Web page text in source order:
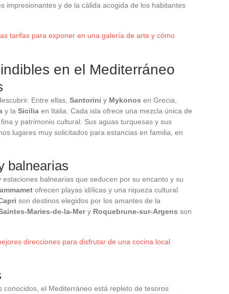
impresionantes y de la cálida acogida de los habitantes
tarifas para exponer en una galería de arte y cómo
en el Mediterráneo
Entre ellas, Santorini y Mykonos en Grecia,
y la Sicilia en Italia. Cada isla ofrece una mezcla única de
y patrimonio cultural. Sus aguas turquesas y sus
lugares muy solicitados para estancias en familia, en
balnearias
balnearias que seducen por su encanto y su
ofrecen playas idílicas y una riqueza cultural
son destinos elegidos por los amantes de la
Maries-de-la-Mery Roquebrune-sur-Argens son
direcciones para disfrutar de una cocina local
el Mediterráneo está repleto de tesoros